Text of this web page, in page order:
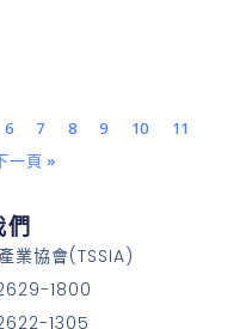
6 7 8 9 10
11
一頁 »
們
業協會(TSSIA)
1800
1305